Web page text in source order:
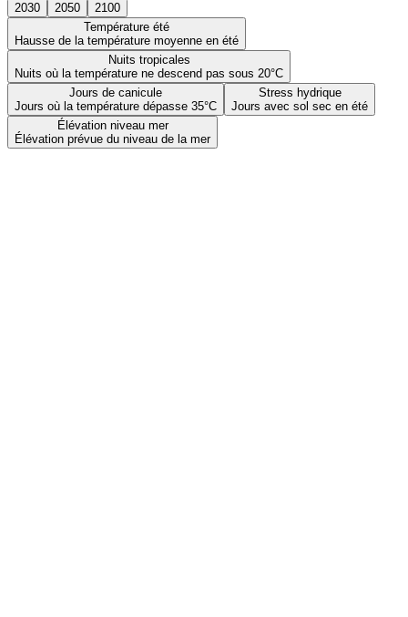
2030 2050
2100
Température été
Hausse de la température moyenne en été
Nuits tropicales
Nuits où la température ne descend pas sous 20°C
Jours de canicule
Jours où la température dépasse 35°C
Stress hydrique
Jours avec sol sec en été
Élévation niveau mer
Élévation prévue du niveau de la mer